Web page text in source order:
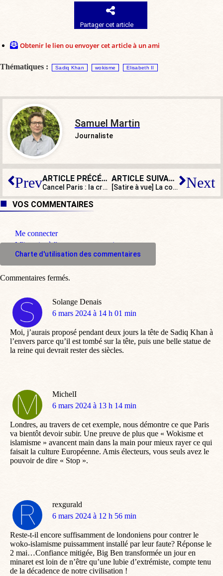
Partager cet article
Obtenir le lien ou envoyer cet article à un ami
Thématiques : Sadiq Khan wokisme Elisabeth II
Samuel Martin
Journaliste
Prev ARTICLE PRÉCÉDENT
Cancel Paris : la croix du Dôme des Invalides disparaît sur l’affiche officielle des JO 2024
ARTICLE SUIVANT
[Satire à vue] La courgette : cet objet poussant non identifié Next
VOS COMMENTAIRES
Me connecter
M'inscrire à l'espace commentaire
Charte d'utilisation des commentaires
Solange Denais
dit
6 mars 2024 à 14 h 01 min
Moi, j’aurais proposé pendant deux jours la tête de Sadiq Khan à
l’envers parce qu’il est tombé sur la tête, puis une belle statue de
la reine qui devrait rester des siècles.
MichelI
dit
6 mars 2024 à 13 h 14 min
Londres, au travers de cet exemple, nous démontre ce que Paris
va bientôt devoir subir. Une preuve de plus que « Wokisme et
islamisme » avancent main dans la main pour mieux rayer ce qui
faisait la culture Européenne. Amis électeurs, vous seuls avez le
pouvoir de dire « Stop ».
rexgurald
dit
6 mars 2024 à 12 h 56 min
Reste-t-il encore suffisamment de londoniens pour contrer le
woko-islamisme puissamment installé par leur faute? Réponse le
2 mai…Confiance mitigée, Big Ben transformée un jour en
minaret est loin de n’être qu’une lubie d’extrémiste, compte tenu
de la décadence de notre civilisation !
Commentaires fermés.